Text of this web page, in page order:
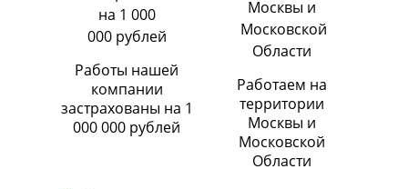
Работы нашей
компании
застрахованы на 1
000 000 рублей
Работаем на
территории
Москвы и
Московской
Области